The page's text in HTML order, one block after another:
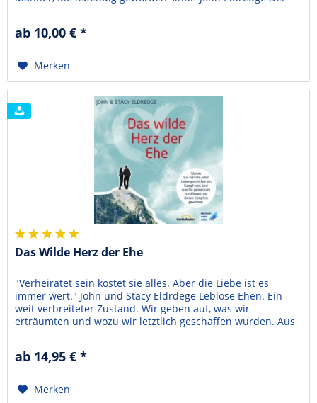
Softiewelle. Dieses Buch zeigt den Weg. Wie wird ein Mann
ab 10,00 € *
Merken
Das Wilde Herz der Ehe
"Verheiratet sein kostet sie alles. Aber die Liebe ist es
immer wert." John und Stacy Eldrdege Leblose Ehen. Ein
weit verbreiteter Zustand. Wir geben auf, was wir
erträumten und wozu wir letztlich geschaffen wurden. Aus
Liebesbeziehung scheint wie kein zweites Ziel auf...
ab 14,95 € *
Merken